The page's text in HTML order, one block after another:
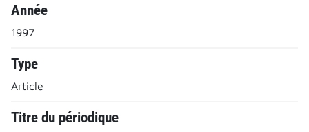
Année
1997
Type
Article
Titre du périodique